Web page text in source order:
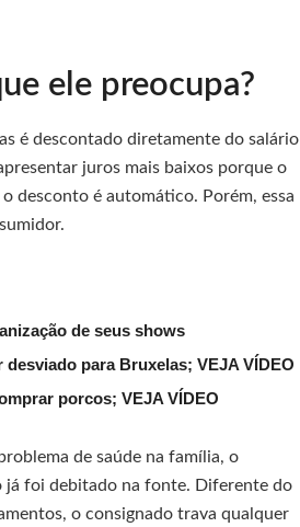
ele preocupa?
é descontado diretamente do salário
juros mais baixos porque o
desconto é automático. Porém, essa
de seus shows
para Bruxelas; VEJA VÍDEO
porcos; VEJA VÍDEO
de saúde na família, o
já foi debitado na fonte. Diferente do
o consignado trava qualquer